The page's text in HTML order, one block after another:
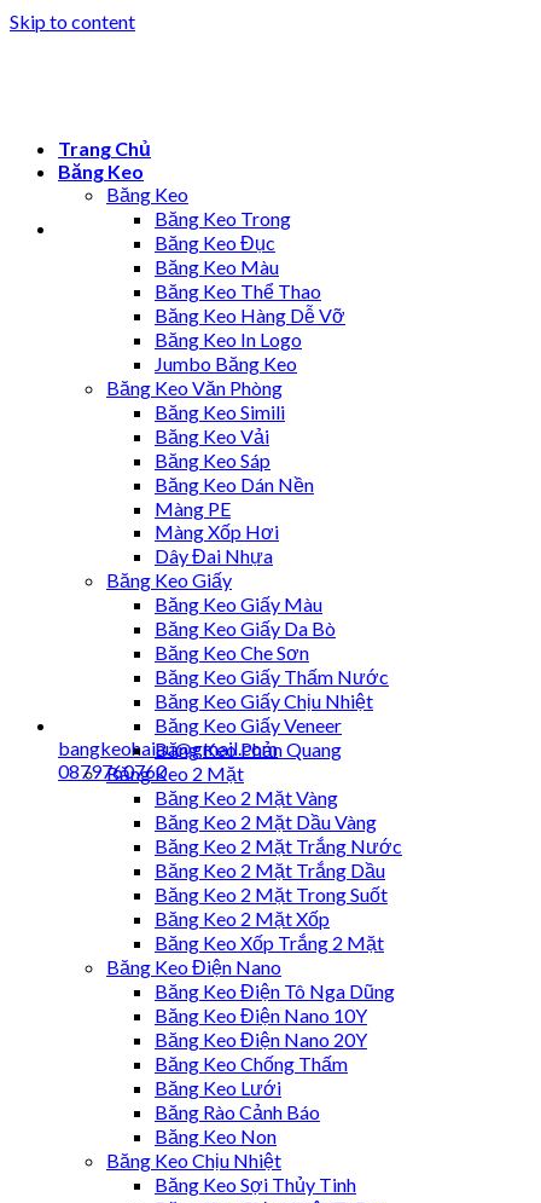
Skip to content
bangkeohaiau@gmail.com
0879760760
Trang Chủ
Băng Keo
Băng Keo
Băng Keo Trong
Băng Keo Đục
Băng Keo Màu
Băng Keo Thể Thao
Băng Keo Hàng Dễ Vỡ
Băng Keo In Logo
Jumbo Băng Keo
Băng Keo Văn Phòng
Băng Keo Simili
Băng Keo Vải
Băng Keo Sáp
Băng Keo Dán Nền
Màng PE
Màng Xốp Hơi
Dây Đai Nhựa
Băng Keo Giấy
Băng Keo Giấy Màu
Băng Keo Giấy Da Bò
Băng Keo Che Sơn
Băng Keo Giấy Thấm Nước
Băng Keo Giấy Chịu Nhiệt
Băng Keo Giấy Veneer
Băng Keo Phản Quang
Băng Keo 2 Mặt
Băng Keo 2 Mặt Vàng
Băng Keo 2 Mặt Dầu Vàng
Băng Keo 2 Mặt Trắng Nước
Băng Keo 2 Mặt Trắng Dầu
Băng Keo 2 Mặt Trong Suốt
Băng Keo 2 Mặt Xốp
Băng Keo Xốp Trắng 2 Mặt
Băng Keo Điện Nano
Băng Keo Điện Tô Nga Dũng
Băng Keo Điện Nano 10Y
Băng Keo Điện Nano 20Y
Băng Keo Chống Thấm
Băng Keo Lưới
Băng Rào Cảnh Báo
Băng Keo Non
Băng Keo Chịu Nhiệt
Băng Keo Sợi Thủy Tinh